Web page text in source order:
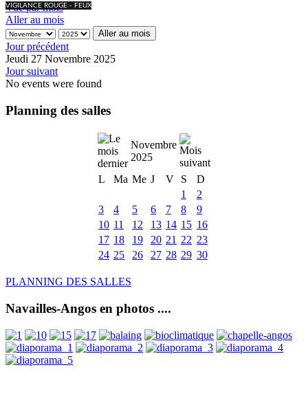
VIGILANCE ROUGE - FEUX
Vue par mois
Aller au mois
Aller au mois
Jour précédent
Jeudi 27 Novembre 2025
Jour suivant
No events were found
Planning des salles
Novembre
2025
L
Ma Me J V S
D
1
2
3
4 5 6 7 8
9
10 11 12 13 14 15 16
17 18 19 20 21 22 23
24 25 26 27 28 29 30
PLANNING DES SALLES
Navailles-Angos en photos ....